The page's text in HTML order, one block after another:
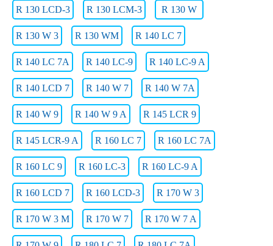
R 130 LCD-3 R 130 LCM-3 R 130 W
R 130 W 3 R 130 WM R 140 LC 7
R 140 LC 7A R 140 LC-9 R 140 LC-9 A
R 140 LCD 7 R 140 W 7 R 140 W 7A
R 140 W 9 R 140 W 9 A R 145 LCR 9
R 145 LCR-9 A R 160 LC 7 R 160 LC 7A
R 160 LC 9 R 160 LC-3 R 160 LC-9 A
R 160 LCD 7 R 160 LCD-3 R 170 W 3
R 170 W 3 M R 170 W 7 R 170 W 7 A